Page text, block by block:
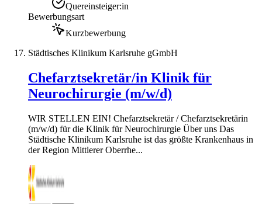
Quereinsteiger:in
Bewerbungsart
Kurzbewerbung
Städtisches Klinikum Karlsruhe gGmbH
Chefarztsekretär/in Klinik für
Neurochirurgie (m/w/d)
WIR STELLEN EIN! Chefarztsekretär / Chefarztsekretärin
(m/w/d) für die Klinik für Neurochirurgie Über uns Das
Städtische Klinikum Karlsruhe ist das größte Krankenhaus in
der Region Mittlerer Oberrhe...